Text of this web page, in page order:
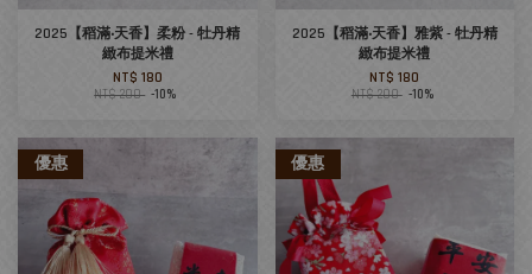
2025【稻滿‧天香】柔粉 - 牡丹精
緻布提米禮
NT$ 180
NT$ 200 -10%
2025【稻滿‧天香】雅紫 - 牡丹精
緻布提米禮
NT$ 180
NT$ 200 -10%
優惠 優惠